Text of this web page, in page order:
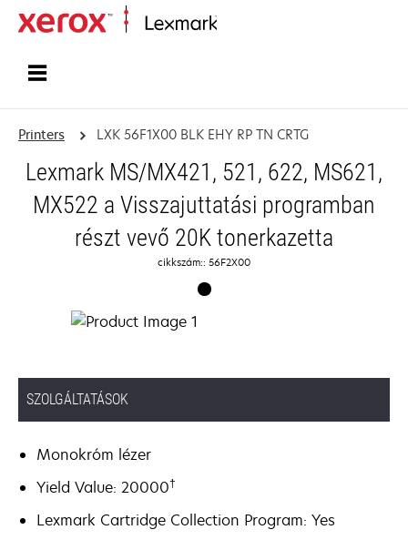
Printers LXK 56F1X00 BLK EHY RP TN CRTG
Lexmark MS/MX421, 521, 622, MS621,
MX522 a Visszajuttatási programban
részt vevő 20K tonerkazetta
cikkszám:: 56F2X00
SZOLGÁLTATÁSOK
Monokróm lézer
Yield Value: 20000†
Lexmark Cartridge Collection Program: Yes